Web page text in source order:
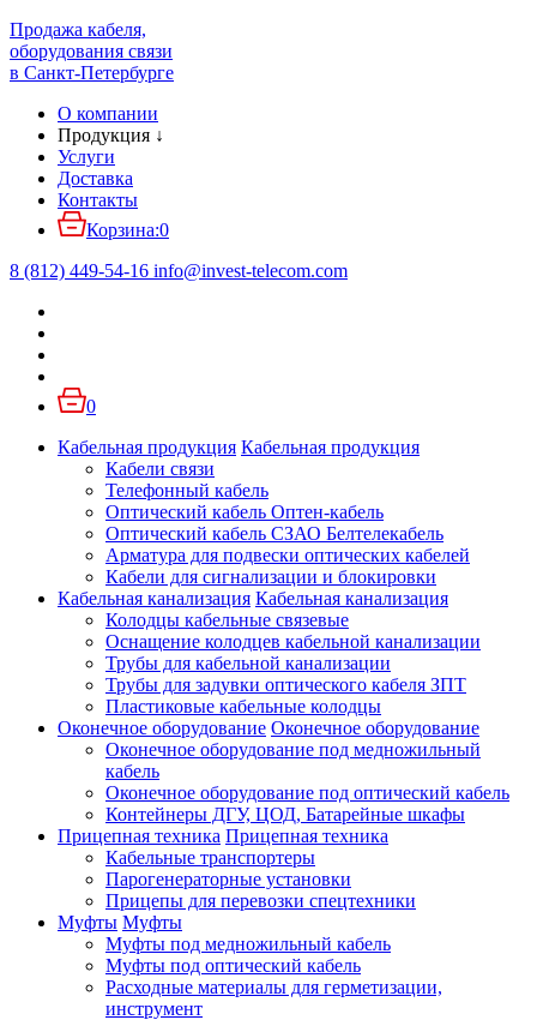
Продажа кабеля,
оборудования связи
в Санкт-Петербурге
О компании
Продукция ↓
Услуги
Доставка
Контакты
Корзина:0
8 (812) 449-54-16 info@invest-telecom.com
0
Кабельная продукция Кабельная продукция
Кабели связи
Телефонный кабель
Оптический кабель Оптен-кабель
Оптический кабель СЗАО Белтелекабель
Арматура для подвески оптических кабелей
Кабели для сигнализации и блокировки
Кабельная канализация Кабельная канализация
Колодцы кабельные связевые
Оснащение колодцев кабельной канализации
Трубы для кабельной канализации
Трубы для задувки оптического кабеля ЗПТ
Пластиковые кабельные колодцы
Оконечное оборудование Оконечное оборудование
Оконечное оборудование под медножильный
кабель
Оконечное оборудование под оптический кабель
Контейнеры ДГУ, ЦОД, Батарейные шкафы
Прицепная техника Прицепная техника
Кабельные транспортеры
Парогенераторные установки
Прицепы для перевозки спецтехники
Муфты Муфты
Муфты под медножильный кабель
Муфты под оптический кабель
Расходные материалы для герметизации,
инструмент